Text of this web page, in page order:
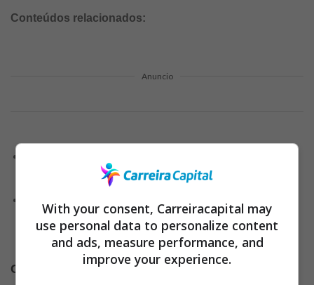
Conteúdos relacionados:
Anuncio
profissional em 2024!
mercado de trabalho e decolar sua carreira
profissional
Conheça algumas vagas que estão abertas
With your consent, Carreiracapital may
use personal data to personalize content
and ads, measure performance, and
improve your experience.